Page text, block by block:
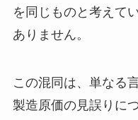
を同じものと考えて
ありません。
この混同は、単なる
製造原価の見誤りに